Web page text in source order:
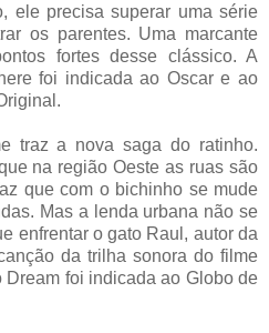
ele precisa superar uma série
os parentes. Uma marcante
fortes desse clássico. A
foi indicada ao Oscar e ao
traz a nova saga do ratinho.
na região Oeste as ruas são
que com o bichinho se mude
Mas a lenda urbana não se
enfrentar o gato Raul, autor da
da trilha sonora do filme
foi indicada ao Globo de